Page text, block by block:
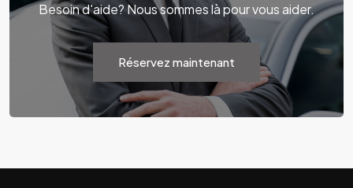
Besoin d'aide? Nous sommes là pour vous aider.
Réservez maintenant